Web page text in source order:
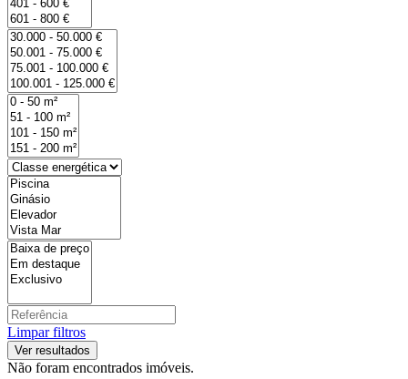
Limpar filtros
Não foram encontrados imóveis.